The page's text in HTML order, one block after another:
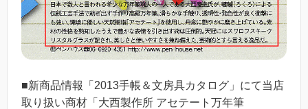
■新商品情報「2013手帳＆文房具カタログ」にて当店
取り扱い商材「大西製作所 アセテート万年筆